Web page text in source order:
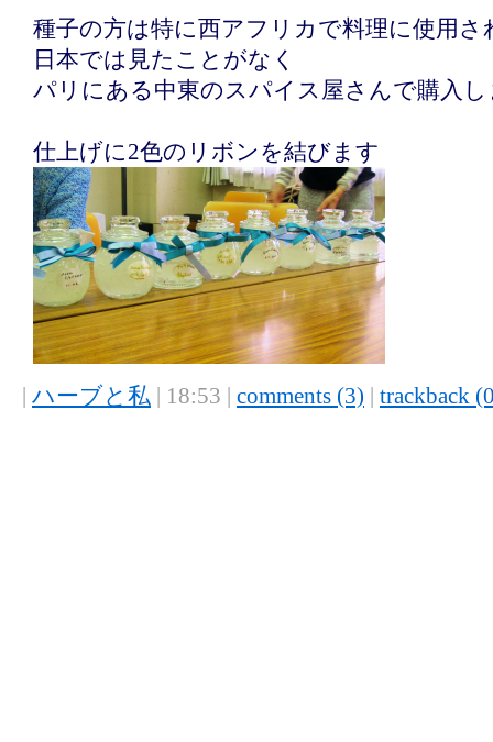
種子の方は特に西アフリカで料理に使用
日本では見たことがなく
パリにある中東のスパイス屋さんで購入
仕上げに2色のリボンを結びます
ハーブと私 | 18:53 | comments (3) trackback